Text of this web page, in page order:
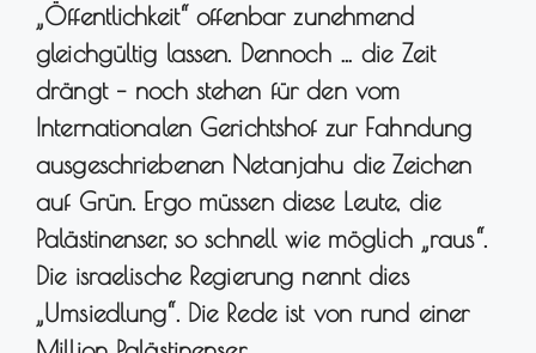
„Öffentlichkeit“ offenbar zunehmend
gleichgültig lassen. Dennoch … die Zeit
drängt – noch stehen für den vom
Internationalen Gerichtshof zur Fahndung
ausgeschriebenen Netanjahu die Zeichen
auf Grün. Ergo müssen diese Leute, die
Palästinenser, so schnell wie möglich „raus“.
Die israelische Regierung nennt dies
„Umsiedlung“. Die Rede ist von rund einer